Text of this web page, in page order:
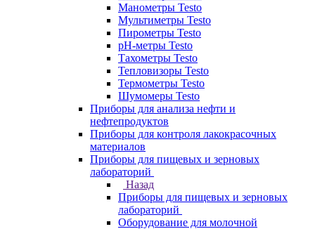
Манометры Testo
Мультиметры Testo
Пирометры Testo
pH-метры Testo
Тахометры Testo
Тепловизоры Testo
Термометры Testo
Шумомеры Testo
Приборы для анализа нефти и
нефтепродуктов
Приборы для контроля лакокрасочных
материалов
Приборы для пищевых и зерновых
лабораторий
Назад
Приборы для пищевых и зерновых
лабораторий
Оборудование для молочной